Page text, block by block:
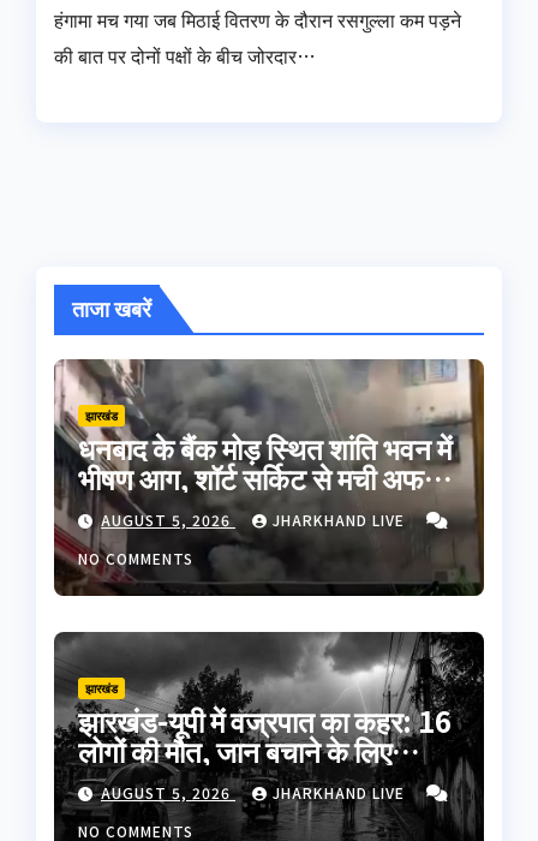
हंगामा मच गया जब मिठाई वितरण के दौरान रसगुल्ला कम पड़ने
की बात पर दोनों पक्षों के बीच जोरदार…
ताजा खबरें
झारखंड
धनबाद के बैंक मोड़ स्थित शांति भवन में
भीषण आग, शॉर्ट सर्किट से मची अफरा-
तफरी; बड़ा हादसा टला
AUGUST 5, 2026
JHARKHAND LIVE
NO COMMENTS
झारखंड
झारखंड-यूपी में वज्रपात का कहर: 16
लोगों की मौत, जान बचाने के लिए
अपनाएं ये जरूरी सावधानियां
AUGUST 5, 2026
JHARKHAND LIVE
NO COMMENTS